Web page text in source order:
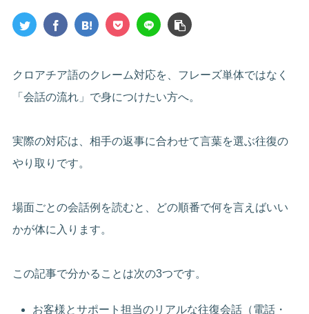
クロアチア語のクレーム対応を、フレーズ単体ではなく
「会話の流れ」で身につけたい方へ。
実際の対応は、相手の返事に合わせて言葉を選ぶ往復の
やり取りです。
場面ごとの会話例を読むと、どの順番で何を言えばいい
かが体に入ります。
この記事で分かることは次の3つです。
お客様とサポート担当のリアルな往復会話（電話・